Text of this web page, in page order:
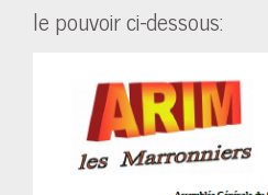
le pouvoir ci-dessous: